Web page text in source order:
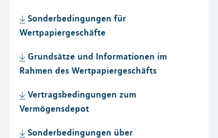
Sonderbedingungen für
Wertpapiergeschäfte
Grundsätze und Informationen im
Rahmen des Wertpapiergeschäfts
Vertragsbedingungen zum
Vermögensdepot
Sonderbedingungen über